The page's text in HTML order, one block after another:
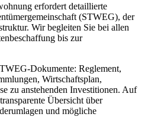
erfordert detaillierte
(STWEG), der
Wir begleiten Sie bei allen
bis zur
Dokumente: Reglement,
Wirtschaftsplan,
zu anstehenden Investitionen. Auf
Übersicht über
und mögliche